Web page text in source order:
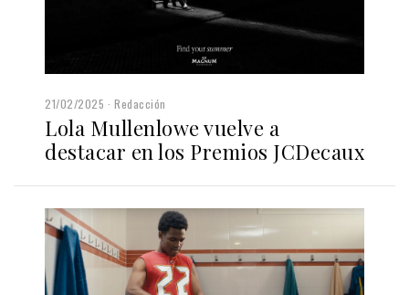
21/02/2025 Redacción
Lola Mullenlowe vuelve a
destacar en los Premios JCDecaux